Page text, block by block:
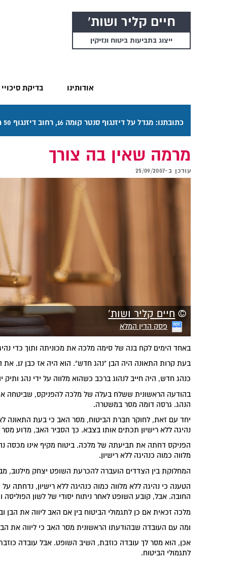
חיים קליר ושות'
ייצוג בתביעות ביטוח ונזיקין
אודותינו בדיקת
כתובתנו: מגדל על דיזנגוף סנטר קומה 16, רחוב דיזנגוף 50 תל אביב. דרכי ההגעה בתפריט "אודותינו".
מרמה שאין בה צורך
עודכן ב-25/09/2007
© חיים קליר ושות'
פסק הדין המלא
באחד הימים לקח בנה של סימה מלכה את מכוניתה ותוך כדי
בעת קרות התאונה היה הבן "נהג חדש". הוא היה אז כבן 17. את הרישיון קיבל כשבועיים לפני התאונה.
כנהג חדש, היה חייב לנהוג ברכב כשהוא מלווה על ידי נהג ותיק
בהודעה הראשונית ששלח בעלה של מלכה להפניקס, שביטחה
הנהג. גרסה דומה מסר במשטרה.
יחד עם זאת, לחוקר חברת הביטוח, מסר האב כי בעת התאונה
נהיגה ללא רישיון תכתים אותו בצבא. כך הסביר האב, מדוע
הפניקס דחתה את תביעתה של מלכה. ביטוח מקיף אינו מכסה
מלווה כמוה כנהיגה ללא רישיון.
המחלוקת בין הצדדים הועברה להכרעת השופט יצחק מילנוב,
הטענה כי נהיגה ללא מלווה כמוה כנהיגה ללא רישיון, נדחתה
החובה. אבל, קובע השופט לאחר ניתוח יסודי של לשון
מלכה זכאית אם כן לתגמולי הביטוח בין אם האב ליווה את הבן
ומה עם העובדה שבהודעתו הראשונית מסר האב כי ליווה את
אכן, הוא מסר לך עובדה כוזבת, השיב השופט. אבל עובדה
לתגמולי הביטוח.